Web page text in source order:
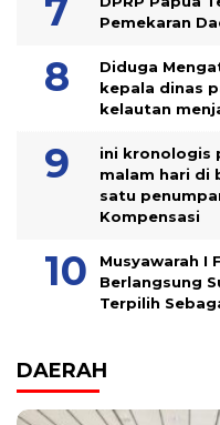
Pemekaran
Diduga
kepala dinas
kelautan
ini kronologis
malam hari di
satu
Kompensasi
Musyawarah I
Berlangsung
Terpilih
DAERAH